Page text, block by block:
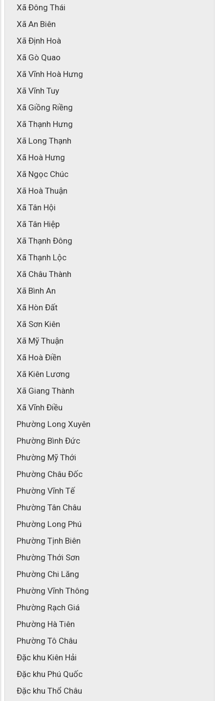
Xã Đông Thái
Xã An Biên
Xã Định Hoà
Xã Gò Quao
Xã Vĩnh Hoà Hưng
Xã Vĩnh Tuy
Xã Giồng Riềng
Xã Thạnh Hưng
Xã Long Thạnh
Xã Hoà Hưng
Xã Ngọc Chúc
Xã Hoà Thuận
Xã Tân Hội
Xã Tân Hiệp
Xã Thạnh Đông
Xã Thạnh Lộc
Xã Châu Thành
Xã Bình An
Xã Hòn Đất
Xã Sơn Kiên
Xã Mỹ Thuận
Xã Hoà Điền
Xã Kiên Lương
Xã Giang Thành
Xã Vĩnh Điều
Phường Long Xuyên
Phường Bình Đức
Phường Mỹ Thới
Phường Châu Đốc
Phường Vĩnh Tế
Phường Tân Châu
Phường Long Phú
Phường Tịnh Biên
Phường Thới Sơn
Phường Chi Lăng
Phường Vĩnh Thông
Phường Rạch Giá
Phường Hà Tiên
Phường Tô Châu
Đặc khu Kiên Hải
Đặc khu Phú Quốc
Đặc khu Thổ Châu